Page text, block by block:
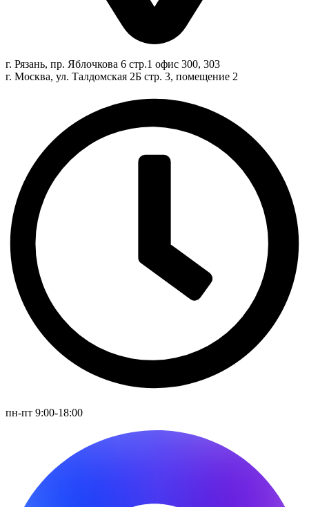
г. Рязань, пр. Яблочкова 6 стр.1 офис 300, 303
г. Москва, ул. Талдомская 2Б стр. 3, помещение 2
пн-пт 9:00-18:00